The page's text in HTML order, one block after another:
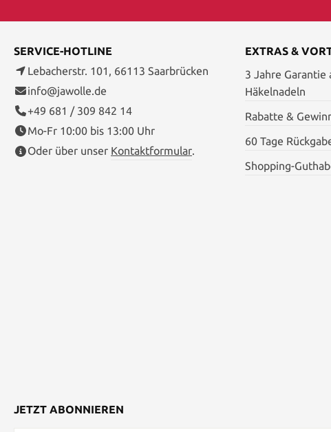
SERVICE-HOTLINE
Lebacherstr. 101, 66113 Saarbrücken
info@jawolle.de
+49 681 / 309 842 14
Mo-Fr 10:00 bis 13:00 Uhr
Oder über unser Kontaktformular.
EXTRAS &
3 Jahre Garantie
Häkelnadeln
Rabatte &
60 Tage
Shopping-
JETZT ABONNIEREN